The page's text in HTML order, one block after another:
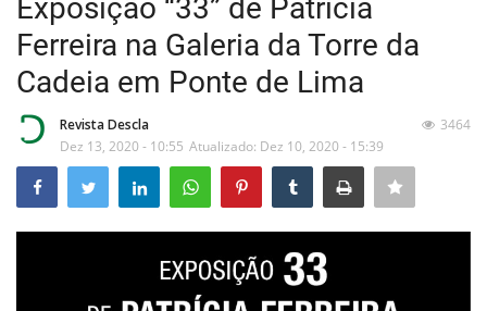
Home
Desporto
Exposição “33” de Patrícia
Ferreira na Galeria da Torre da
Cadeia em Ponte de Lima
Revista Descla
Dez 13, 2020 - 10:55 Atualizado: Dez 10, 2020 - 15:39
3464